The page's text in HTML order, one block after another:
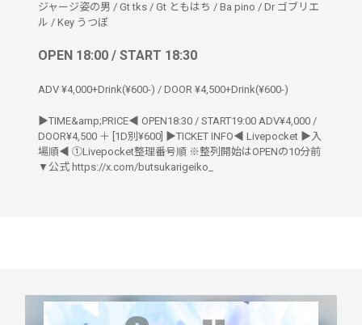
ジャージ姿の男 / Gt tks / Gt ともはち / Ba pino / Dr ゴブリエ
ル / Key うつぼ
OPEN 18:00 / START 18:30
ADV ¥4,000+Drink(¥600-) / DOOR ¥4,500+Drink(¥600-)
▶︎TIME&amp;PRICE◀︎ OPEN18:30 / START19:00 ADV¥4,000 /
DOOR¥4,500 ＋ [1D別¥600] ▶︎TICKET INFO◀︎ Livepocket ▶︎入
場順◀︎ ①Livepocket整理番号順 ※整列開始はOPENの10分前
▼公式 https://x.com/butsukarigeiko_